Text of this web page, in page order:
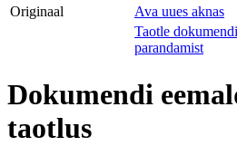
Originaal
Ava uues aknas
Taotle
parandamist
Dokumendi
taotlus